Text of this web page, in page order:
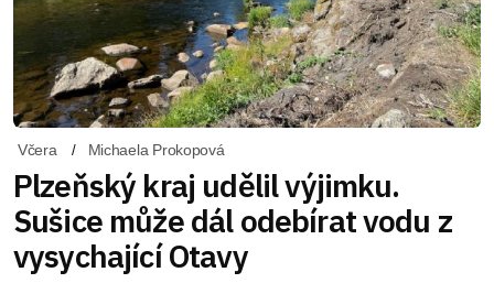
Včera Michaela Prokopová
Plzeňský kraj udělil výjimku.
Sušice může dál odebírat vodu z
vysychající Otavy